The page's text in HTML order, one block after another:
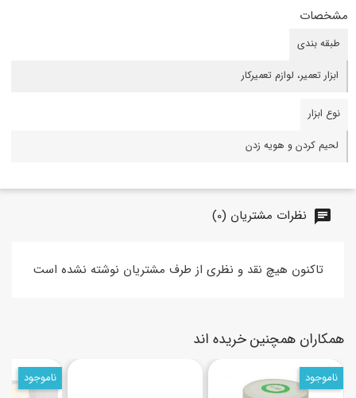
مشخصات
طبقه بندی
ابزار تعمیر، لوازم تعمیرکار
نوع ابزار
لحیم کردن و هویه زدن
chat نظرات مشتریان (0)
تاکنون هیچ نقد و نظری از طرف مشتریان نوشته نشده است
همکاران همچنین خریده اند
ناموجود ناموجود